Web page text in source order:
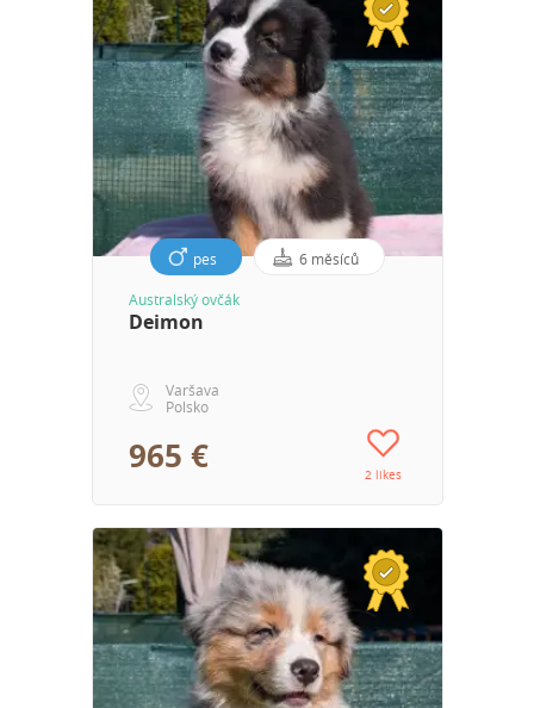
pes 6 měsíců
Australský ovčák
Deimon
Varšava
Polsko
965 € 2 likes